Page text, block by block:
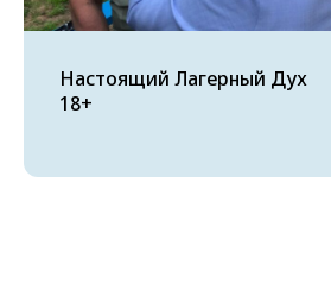
Настоящий Лагерный Дух
18+